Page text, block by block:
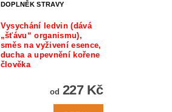
DOPLNĚK STRAVY
Vysychání ledvin (dává
„šťávu“ organismu),
směs na vyživení esence,
ducha a upevnění kořene
člověka
od 227 Kč